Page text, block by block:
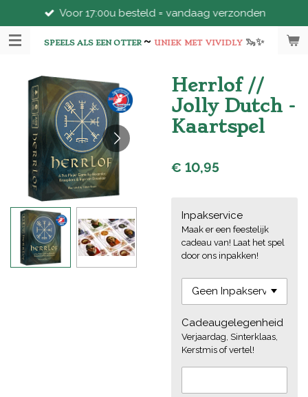
direct
naar
hoofdinhoud
SPEELS ALS EEN OTTER~ UNIEK MET VIVIDLY 🦦✨
Voor 17:00u besteld = vandaag verzonden
Herrlof //
Jolly Dutch -
Kaartspel
€ 10,95
Inpakservice
Maak er een feestelijk
cadeau van! Laat het spel
door ons inpakken!
Cadeaugelegenheid
Verjaardag, Sinterklaas,
Kerstmis of vertel!